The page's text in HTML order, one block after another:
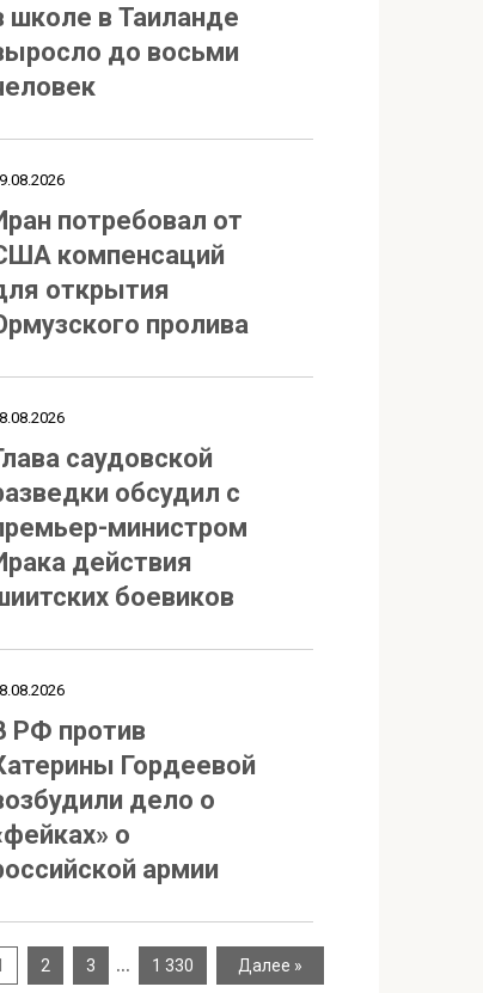
школе в Таиланде
до восьми
потребовал от
компенсаций
открытия
пролива
саудовской
обсудил с
министром
действия
боевиков
РФ против
Гордеевой
дело о
о
армии
2 3 … 1 330 Далее »